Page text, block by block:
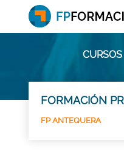
FORMACIÓN
FP ANTEQUERA